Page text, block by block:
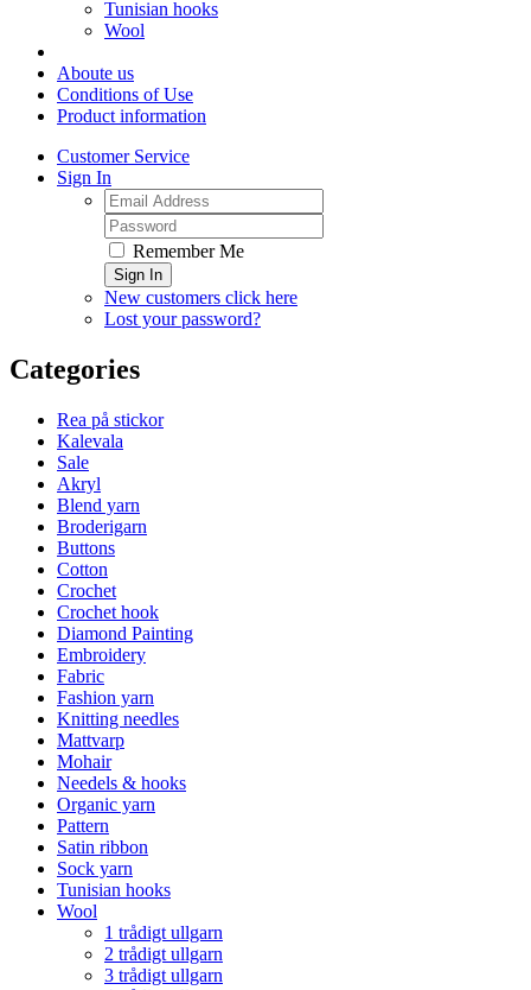
Tunisian hooks
Wool
Aboute us
Conditions of Use
Product information
Customer Service
Sign In
Remember Me
Sign In
New customers click here
Lost your password?
Categories
Rea på stickor
Kalevala
Sale
Akryl
Blend yarn
Broderigarn
Buttons
Cotton
Crochet
Crochet hook
Diamond Painting
Embroidery
Fabric
Fashion yarn
Knitting needles
Mattvarp
Mohair
Needels & hooks
Organic yarn
Pattern
Satin ribbon
Sock yarn
Tunisian hooks
Wool
1 trådigt ullgarn
2 trådigt ullgarn
3 trådigt ullgarn